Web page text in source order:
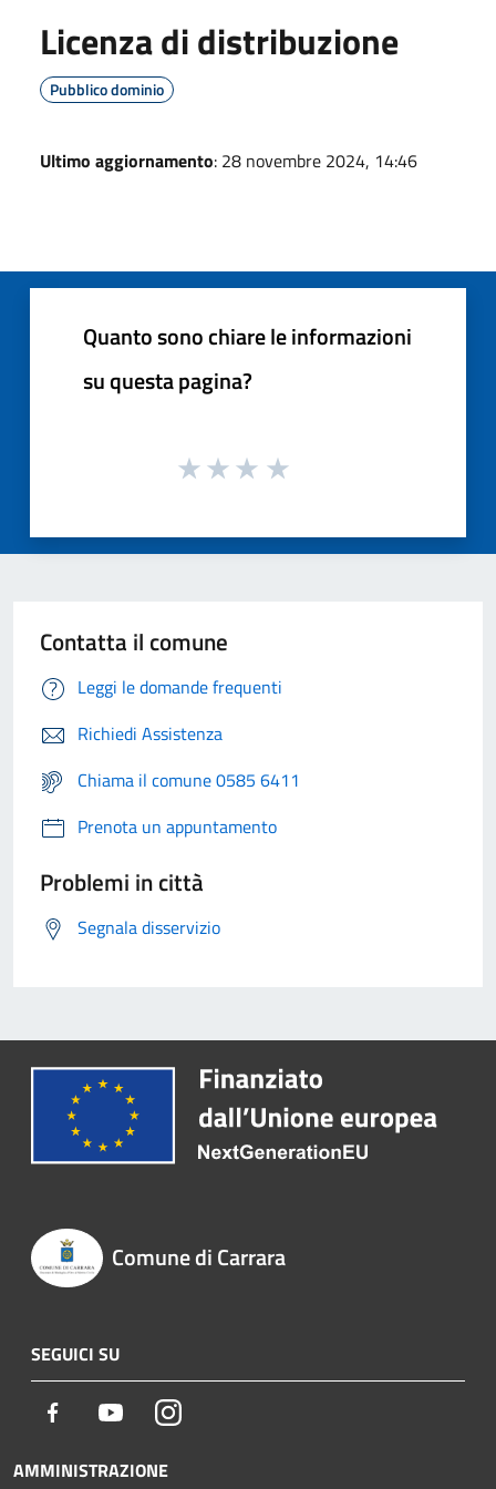
Licenza di distribuzione
Pubblico dominio
Ultimo aggiornamento: 28 novembre 2024, 14:46
Quanto sono chiare le informazioni
su questa pagina?
Contatta il comune
Leggi le domande frequenti
Richiedi Assistenza
Chiama il comune 0585 6411
Prenota un appuntamento
Problemi in città
Segnala disservizio
Comune di Carrara
SEGUICI SU
Facebook YoutubeInstagram
AMMINISTRAZIONE